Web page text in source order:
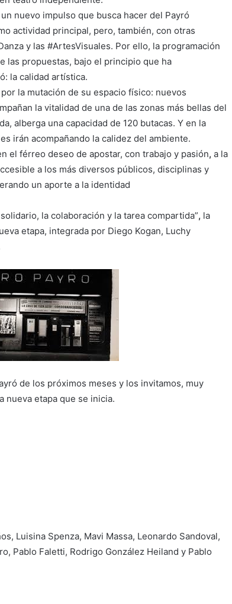
nuevo impulso que busca hacer del Payró
actividad principal, pero, también, con otras
y las #ArtesVisuales. Por ello, la programación
las propuestas, bajo el principio que ha
la calidad artística.
la mutación de su espacio físico: nuevos
la vitalidad de una de las zonas más bellas del
alberga una capacidad de 120 butacas. Y en la
irán acompañando la calidez del ambiente.
el férreo deseo de apostar, con trabajo y pasión, a la
a los más diversos públicos, disciplinas y
un aporte a la identidad
la colaboración y la tarea compartida”, la
etapa, integrada por Diego Kogan, Luchy
de los próximos meses y los invitamos, muy
nueva etapa que se inicia.
Luisina Spenza, Mavi Massa, Leonardo Sandoval,
Pablo Faletti, Rodrigo González Heiland y Pablo